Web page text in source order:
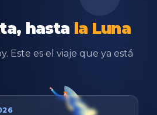
hasta la Luna
Este es el viaje que ya está